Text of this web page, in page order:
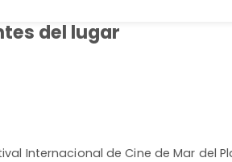
del lugar
Internacional de Cine de Mar del